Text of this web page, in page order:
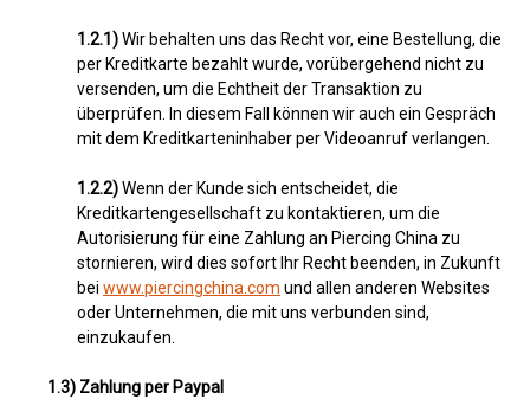
1.2.1)Wir behalten uns das Recht vor, eine Bestellung, die
per Kreditkarte bezahlt wurde, vorübergehend nicht zu
versenden, um die Echtheit der Transaktion zu
überprüfen. In diesem Fall können wir auch ein Gespräch
mit dem Kreditkarteninhaber per Videoanruf verlangen.
1.2.2)Wenn der Kunde sich entscheidet, die
Kreditkartengesellschaft zu kontaktieren, um die
Autorisierung für eine Zahlung an Piercing China zu
stornieren, wird dies sofort Ihr Recht beenden, in Zukunft
bei www.piercingchina.com und allen anderen Websites
oder Unternehmen, die mit uns verbunden sind,
einzukaufen.
1.3) Zahlung per Paypal